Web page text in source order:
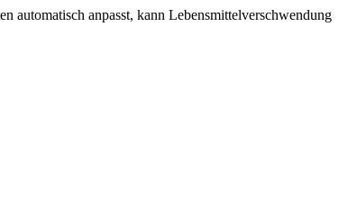
automatisch anpasst, kann Lebensmittelverschwendung